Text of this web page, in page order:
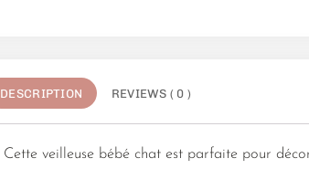
DESCRIPTION REVIEWS ( 0 )
Cette veilleuse bébé chat est parfaite pour